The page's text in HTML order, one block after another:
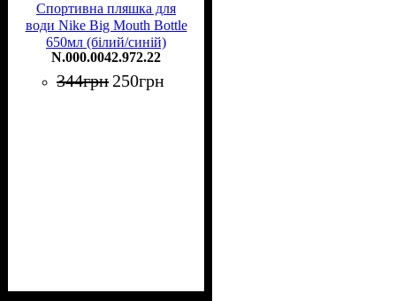
Спортивна пляшка для
води Nike Big Mouth Bottle
650мл (білий/синій)
N.000.0042.972.22
344грн 250грн